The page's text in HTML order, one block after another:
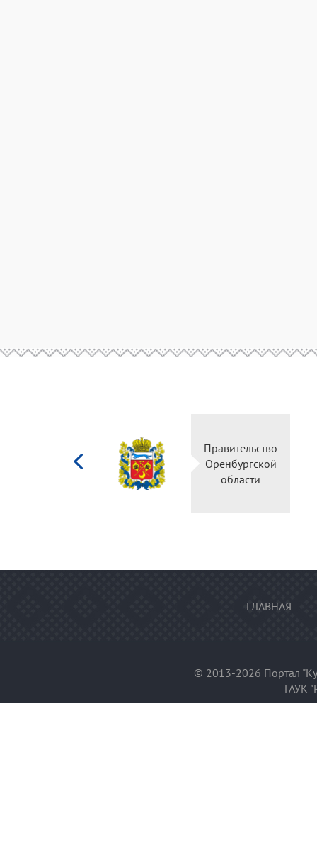
Правительство
Оренбургской
области
ГЛАВНАЯ
© 2013-2026 Портал
ГАУК